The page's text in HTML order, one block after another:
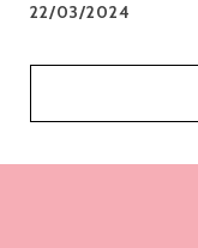
22/03/2024